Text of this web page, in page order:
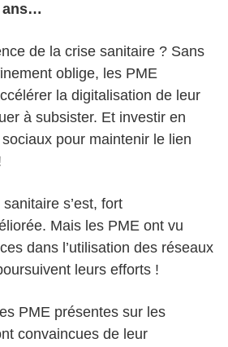
ans…
de la crise sanitaire ? Sans
oblige, les PME
la digitalisation de leur
à subsister. Et investir en
pour maintenir le lien
s’est, fort
Mais les PME ont vu
dans l’utilisation des réseaux
leurs efforts !
PME présentes sur les
convaincues de leur